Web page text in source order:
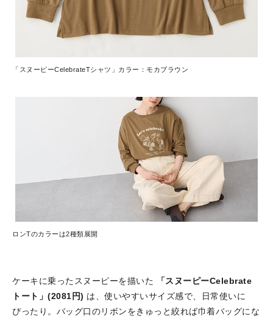
「スヌーピーCelebrateTシャツ」カラー：モカブラウン
ロンTのカラーは2種類展開
ケーキに乗ったスヌーピーを描いた
「スヌーピーCelebrate
トート」(2081円) は、使いやすいサイズ感で、日常使いに
ぴったり。バッグ口のリボンをきゅっと絞れば巾着バッグにな